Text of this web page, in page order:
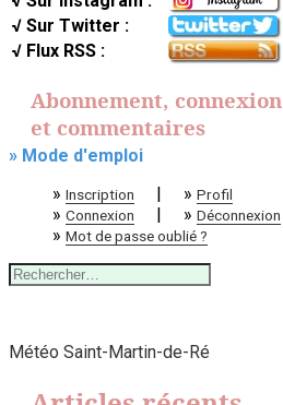
√ Sur Twitter :
√ Flux RSS :
Abonnement, connexion
et commentaires
» Mode d'emploi
» Inscription | » Profil
» Connexion | » Déconnexion
» Mot de passe oublié ?
Rechercher :
Météo Saint-Martin-de-Ré